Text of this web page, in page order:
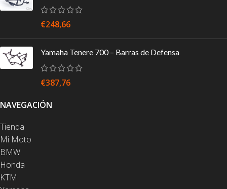
€248,66
Yamaha Tenere 700 – Barras de Defensa
€387,76
NAVEGACIÓN
Tienda
Mi Moto
BMW
Honda
KTM